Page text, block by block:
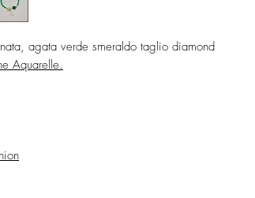
agata verde smeraldo taglio diamond
Aquarelle.